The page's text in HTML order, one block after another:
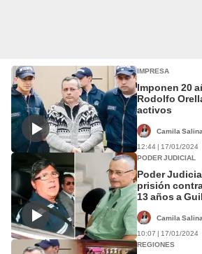
IMPRESA
Imponen 20
Rodolfo
activos
Camila
12:44 | 17/01/2024
PODER JUDICIAL
Poder
prisión
13 años a
Camila
10:07 | 17/01/2024
REGIONES